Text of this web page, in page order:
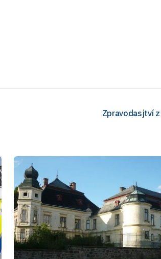
Zpravodasjtví